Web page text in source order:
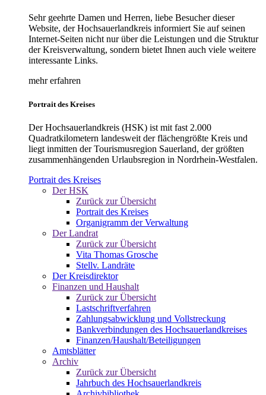
Sehr geehrte Damen und Herren, liebe Besucher dieser
Website, der Hochsauerlandkreis informiert Sie auf seinen
Internet-Seiten nicht nur über die Leistungen und die Struktur
der Kreisverwaltung, sondern bietet Ihnen auch viele weitere
interessante Links.
mehr erfahren
Portrait des Kreises
Der Hochsauerlandkreis (HSK) ist mit fast 2.000
Quadratkilometern landesweit der flächengrößte Kreis und
liegt inmitten der Tourismusregion Sauerland, der größten
zusammenhängenden Urlaubsregion in Nordrhein-Westfalen.
Portrait des Kreises
Der HSK
Zurück zur Übersicht
Portrait des Kreises
Organigramm der Verwaltung
Der Landrat
Zurück zur Übersicht
Vita Thomas Grosche
Stellv. Landräte
Der Kreisdirektor
Finanzen und Haushalt
Zurück zur Übersicht
Lastschriftverfahren
Zahlungsabwicklung und Vollstreckung
Bankverbindungen des Hochsauerlandkreises
Finanzen/Haushalt/Beteiligungen
Amtsblätter
Archiv
Zurück zur Übersicht
Jahrbuch des Hochsauerlandkreis